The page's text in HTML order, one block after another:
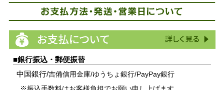
■銀行振込・郵便振替
中国銀行/吉備信用金庫/ゆうちょ銀行/PayPay銀行
※振込手数料はお客様負担でお願い申し上げます。